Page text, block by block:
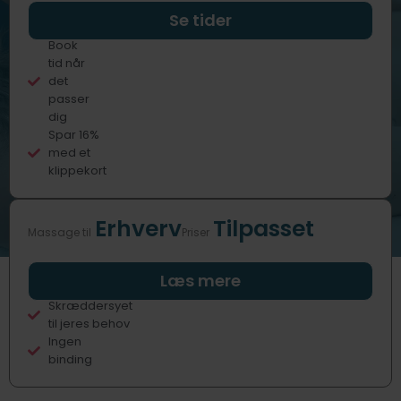
Book
tid når
det
passer
dig
Spar 16%
med et
klippekort
Se tider
Massage til ErhvervPriser Tilpasset
Skræddersyet
til jeres behov
Ingen
binding
Læs mere